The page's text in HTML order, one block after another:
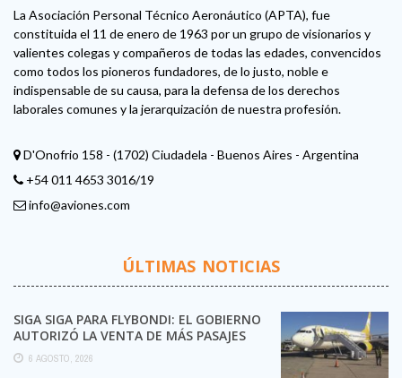
La Asociación Personal Técnico Aeronáutico (APTA), fue
constituida el 11 de enero de 1963 por un grupo de visionarios y
valientes colegas y compañeros de todas las edades, convencidos
como todos los pioneros fundadores, de lo justo, noble e
indispensable de su causa, para la defensa de los derechos
laborales comunes y la jerarquización de nuestra profesión.
D'Onofrio 158 - (1702) Ciudadela - Buenos Aires - Argentina
+54 011 4653 3016/19
info@aviones.com
ÚLTIMAS NOTICIAS
SIGA SIGA PARA FLYBONDI: EL GOBIERNO
AUTORIZÓ LA VENTA DE MÁS PASAJES
6 AGOSTO, 2026